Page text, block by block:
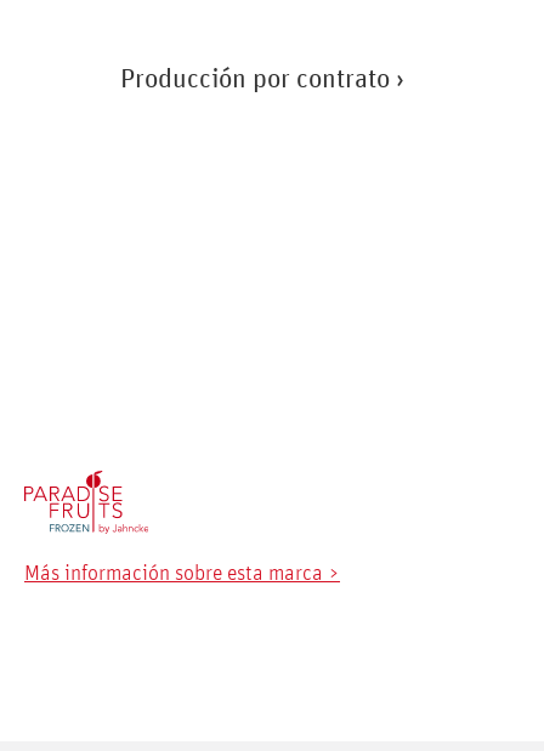
Producción por contrato ›
Más información sobre esta marca >